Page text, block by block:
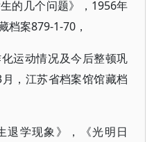
的几个问题》，1956年
档案879-1-70，
运动情况及今后整顿巩
，江苏省档案馆馆藏档
退学现象》，《光明日